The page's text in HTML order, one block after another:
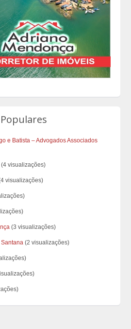
e Batista – Advogados Associados
(4 visualizações)
visualizações)
(3 visualizações)
(2 visualizações)